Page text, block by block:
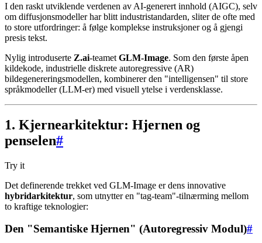
I den raskt utviklende verdenen av AI-generert innhold (AIGC), selv
om diffusjonsmodeller har blitt industristandarden, sliter de ofte med
to store utfordringer: å følge komplekse instruksjoner og å gjengi
presis tekst.
Nylig introduserte Z.ai-teamet GLM-Image. Som den første åpen
kildekode, industrielle diskrete autoregressive (AR)
bildegenereringsmodellen, kombinerer den "intelligensen" til store
språkmodeller (LLM-er) med visuell ytelse i verdensklasse.
1. Kjernearkitektur: Hjernen og
penselen#
Try it
Det definerende trekket ved GLM-Image er dens innovative
hybridarkitektur, som utnytter en "tag-team"-tilnærming mellom
to kraftige teknologier:
Den "Semantiske Hjernen" (Autoregressiv Modul)#